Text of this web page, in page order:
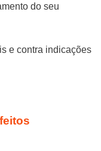
do seu
e contra indicações